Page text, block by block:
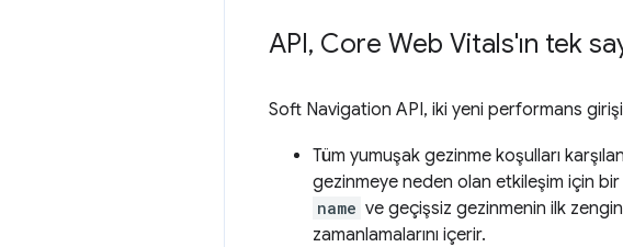
API, Core Web Vitals'ın tek
Soft Navigation API, iki yeni performans
Tüm yumuşak gezinme koşulları
gezinmeye neden olan etkileşim için bir
name ve geçişsiz gezinmenin ilk
zamanlamalarını içerir.